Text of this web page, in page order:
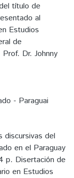
título de
al
Estudios
de
Dr. Johnny
- Paraguai
discursivas del
en el Paraguay
p. Disertación de
en Estudios